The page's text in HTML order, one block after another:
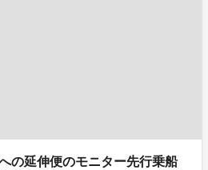
の延伸便のモニター先行乗船